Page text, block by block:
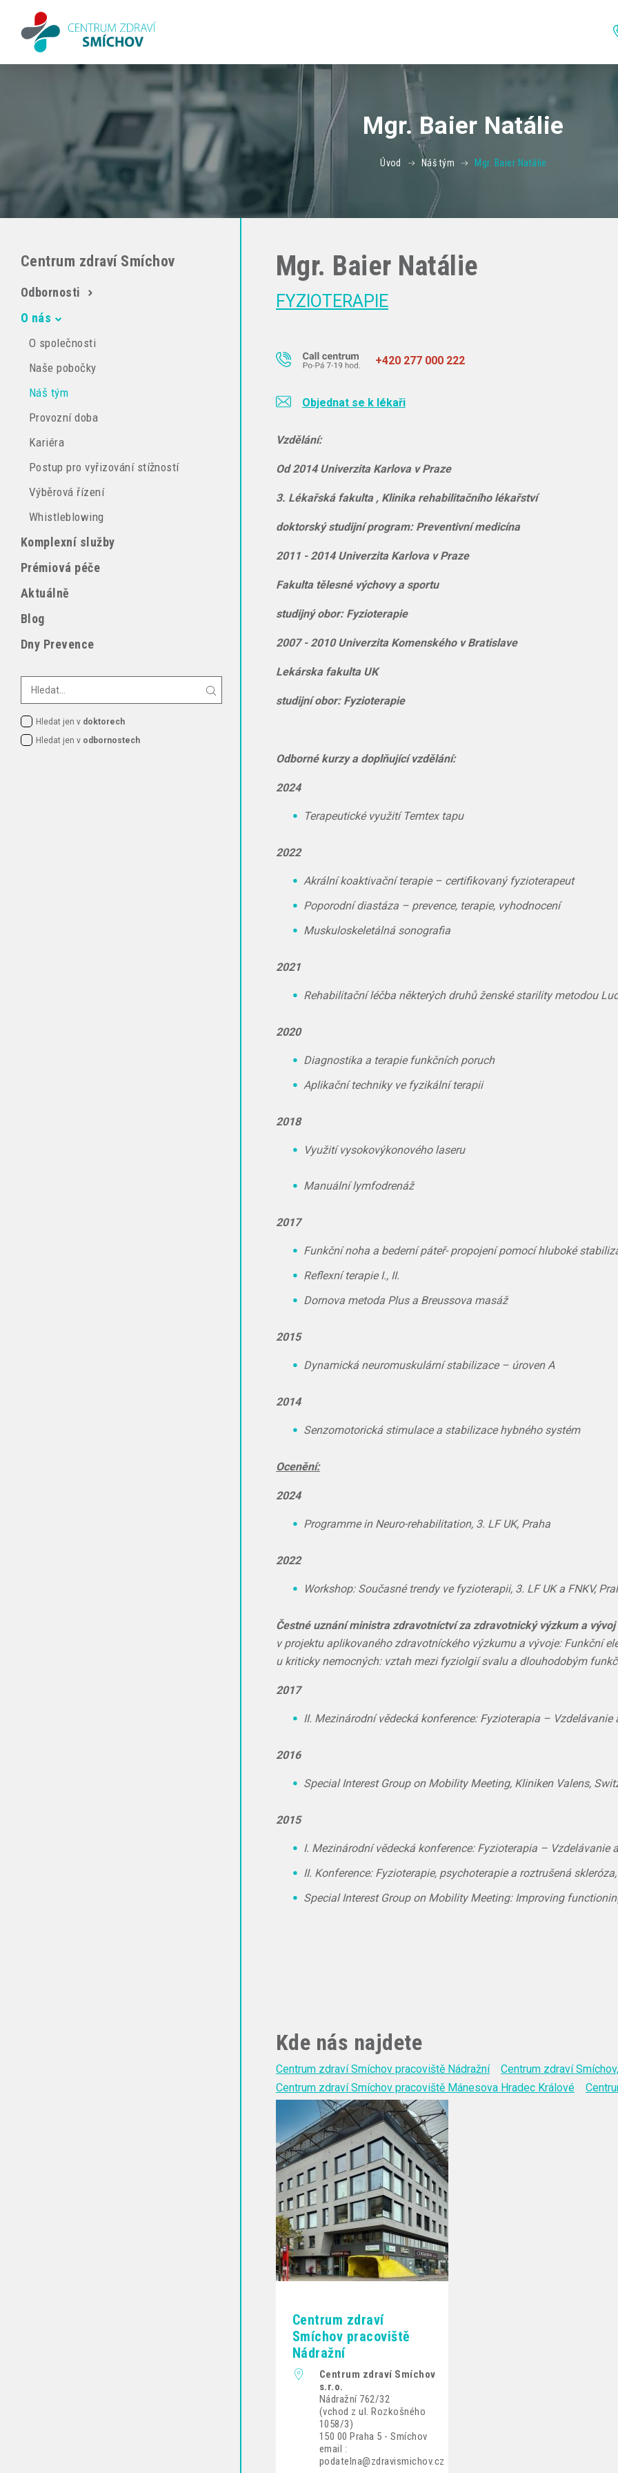
Mgr. Baier Natálie
Úvod Náš tým Mgr. Baier Natálie
Centrum zdraví Smíchov
Odbornosti
O nás
O společnosti
Naše pobočky
Náš tým
Provozní doba
Kariéra
Postup pro vyřizování stížností
Výběrová řízení
Whistleblowing
Komplexní služby
Prémiová péče
Aktuálně
Blog
Dny Prevence
Hledat jen v doktorech
Hledat jen v odbornostech
Mgr. Baier Natálie
FYZIOTERAPIE
+420 277 000 222
Objednat se k lékaři
Vzdělání:
Od 2014 Univerzita Karlova v Praze
3. Lékařská fakulta , Klinika rehabilitačního lékařství
doktorský studijní program: Preventivní medicína
2011 - 2014 Univerzita Karlova v Praze
Fakulta tělesné výchovy a sportu
studijný obor: Fyzioterapie
2007 - 2010 Univerzita Komenského v Bratislave
Lekárska fakulta UK
studijní obor: Fyzioterapie
Odborné kurzy a doplňující vzdělání:
2024
Terapeutické využití Temtex tapu
2022
Akrální koaktivační terapie – certifikovaný fyzioterapeut
Poporodní diastáza – prevence, terapie, vyhodnocení
Muskuloskeletálná sonografia
2021
Rehabilitační léčba některých druhů ženské starility metodou
2020
Diagnostika a terapie funkčních poruch
Aplikační techniky ve fyzikální terapii
2018
Využití vysokovýkonového laseru
Manuální lymfodrenáž
2017
Funkční noha a bederní páteř- propojení pomocí hluboké
Reflexní terapie I., II.
Dornova metoda Plus a Breussova masáž
2015
Dynamická neuromuskulární stabilizace – úroven A
2014
Senzomotorická stimulace a stabilizace hybného systém
Ocenění:
2024
Programme in Neuro-rehabilitation, 3. LF UK, Praha
2022
Workshop: Současné trendy ve fyzioterapii, 3. LF UK a FNKV,
Čestné uznání ministra zdravotníctví za zdravotnický výzkum a
v projektu aplikovaného zdravotníckého výzkumu a vývoje: Funkční
u kriticky nemocných: vztah mezi fyziolgií svalu a dlouhodobým
2017
II. Mezinárodní vědecká konference: Fyzioterapia –
2016
Special Interest Group on Mobility Meeting, Kliniken Valens,
2015
I. Mezinárodní vědecká konference: Fyzioterapia –
II. Konference: Fyzioterapie, psychoterapie a roztrušená
Special Interest Group on Mobility Meeting: Improving
Kde nás najdete
Centrum zdraví Smíchov pracoviště Nádražní
Centrum zdraví
Centrum zdraví Smíchov pracoviště Mánesova Hradec Králové
Centrum zdraví
Smíchov pracoviště
Nádražní
Centrum zdraví Smíchov
s.r.o.
Nádražní 762/32
(vchod z ul. Rozkošného
1058/3)
150 00 Praha 5 - Smíchov
email :
podatelna@zdravismichov.cz